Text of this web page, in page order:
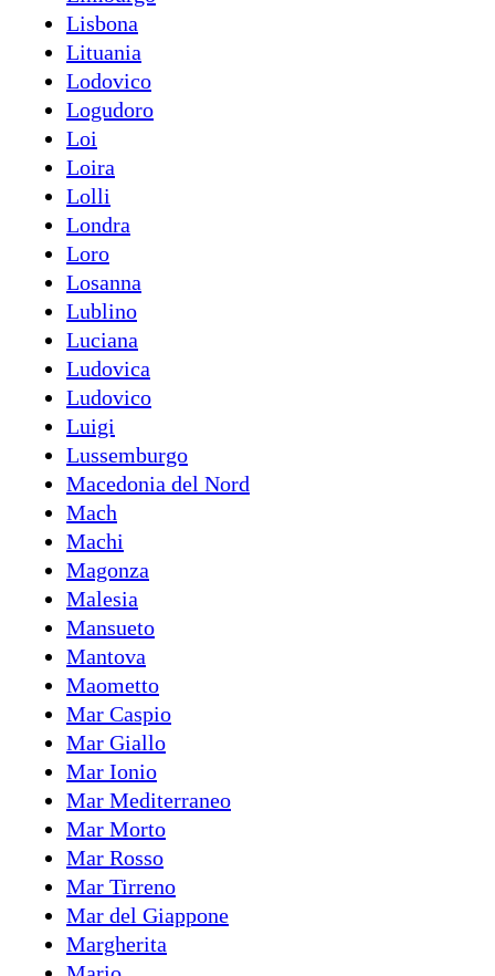
Lisbona
Lituania
Lodovico
Logudoro
Loi
Loira
Lolli
Londra
Loro
Losanna
Lublino
Luciana
Ludovica
Ludovico
Luigi
Lussemburgo
Macedonia del Nord
Mach
Machi
Magonza
Malesia
Mansueto
Mantova
Maometto
Mar Caspio
Mar Giallo
Mar Ionio
Mar Mediterraneo
Mar Morto
Mar Rosso
Mar Tirreno
Mar del Giappone
Margherita